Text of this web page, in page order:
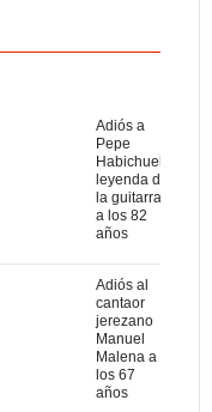
Adiós a
Pepe
Habichuela,
leyenda de
la guitarra,
a los 82
años
Adiós al
cantaor
jerezano
Manuel
Malena a
los 67
años